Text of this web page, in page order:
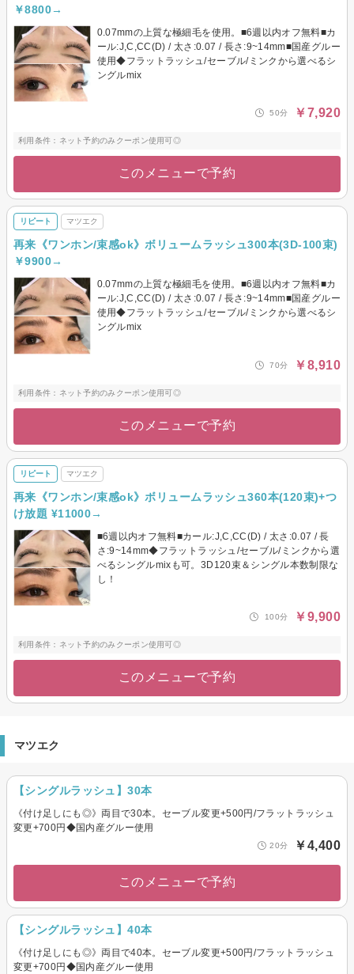
￥8800→
0.07mmの上質な極細毛を使用。■6週以内オフ無料■カ
ール:J,C,CC(D) / 太さ:0.07 / 長さ:9~14mm■国産グルー
使用◆フラットラッシュ/セーブル/ミンクから選べるシ
ングルmix
50分 ￥7,920
利用条件：ネット予約のみクーポン使用可◎
このメニューで予約
リピート マツエク
再来《ワンホン/束感ok》ボリュームラッシュ300本(3D-100束)
￥9900→
0.07mmの上質な極細毛を使用。■6週以内オフ無料■カ
ール:J,C,CC(D) / 太さ:0.07 / 長さ:9~14mm■国産グルー
使用◆フラットラッシュ/セーブル/ミンクから選べるシ
ングルmix
70分 ￥8,910
利用条件：ネット予約のみクーポン使用可◎
このメニューで予約
リピート マツエク
再来《ワンホン/束感ok》ボリュームラッシュ360本(120束)+つ
け放題 ¥11000→
■6週以内オフ無料■カール:J,C,CC(D) / 太さ:0.07 / 長
さ:9~14mm◆フラットラッシュ/セーブル/ミンクから選
べるシングルmixも可。3D120束＆シングル本数制限な
し！
100分 ￥9,900
利用条件：ネット予約のみクーポン使用可◎
このメニューで予約
マツエク
【シングルラッシュ】30本
《付け足しにも◎》両目で30本。セーブル変更+500円/フラットラッシュ
変更+700円◆国内産グルー使用
20分 ￥4,400
このメニューで予約
【シングルラッシュ】40本
《付け足しにも◎》両目で40本。セーブル変更+500円/フラットラッシュ
変更+700円◆国内産グルー使用